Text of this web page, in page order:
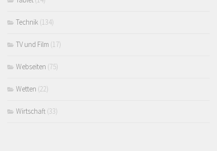
Technik (134)
TV und Film (17)
Webseiten (75)
Wetten (22)
Wirtschaft (33)